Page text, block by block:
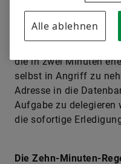
helfen diese beiden
die in zwei Minuten
selbst in Angriff zu
Adresse in die
Aufgabe zu delegieren
die sofortige
Die Zehn-Minuten-
Alle ablehnen